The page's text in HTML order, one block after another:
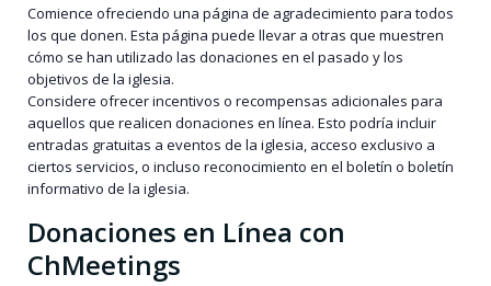
Comience ofreciendo una página de agradecimiento para todos
los que donen. Esta página puede llevar a otras que muestren
cómo se han utilizado las donaciones en el pasado y los
objetivos de la iglesia.
Considere ofrecer incentivos o recompensas adicionales para
aquellos que realicen donaciones en línea. Esto podría incluir
entradas gratuitas a eventos de la iglesia, acceso exclusivo a
ciertos servicios, o incluso reconocimiento en el boletín o boletín
informativo de la iglesia.
Donaciones en Línea con
ChMeetings